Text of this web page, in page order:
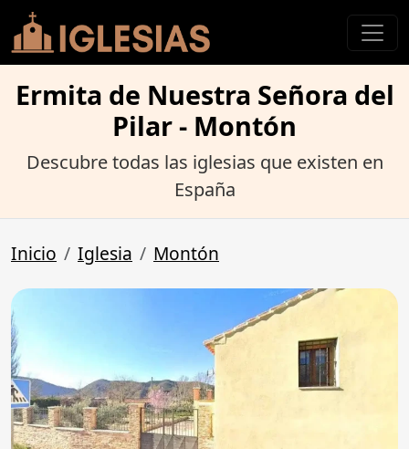
Ermita de Nuestra Señora del
Pilar - Montón
Descubre todas las iglesias que existen en
España
Inicio Iglesia Montón